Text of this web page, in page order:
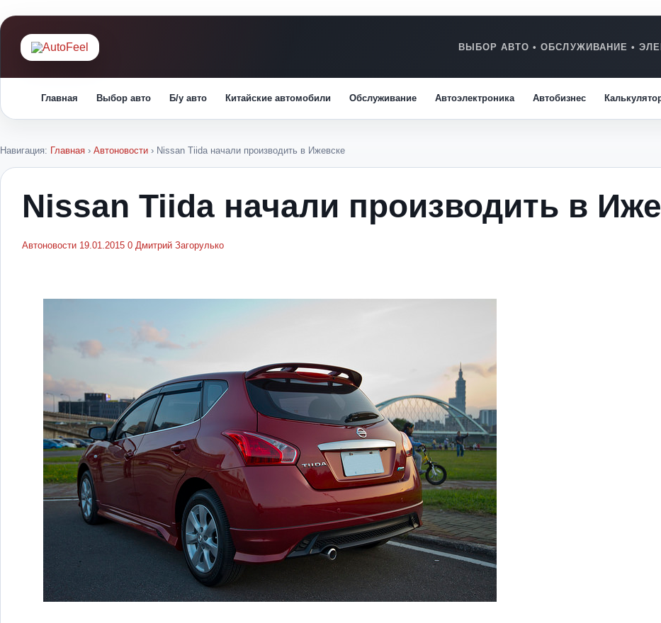
Главная Выбор авто Б/у авто Китайские автомобили Обслуживание Автоэлектроника Автобизнес
Навигация: Главная › Автоновости › Nissan Tiida начали производить в Ижевске
Nissan Tiida начали производить в
Автоновости 19.01.2015 0 Дмитрий Загорулько